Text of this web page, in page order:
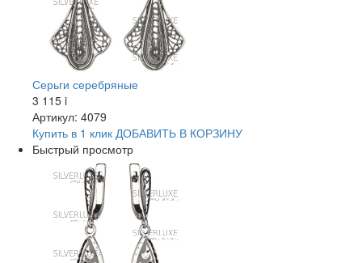
Серьги серебряные
3 115 i
Артикул: 4079
Купить в 1 клик ДОБАВИТЬ В КОРЗИНУ
Быстрый просмотр